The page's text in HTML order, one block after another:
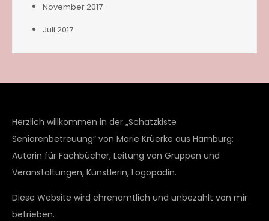
November 2017
Juli 2017
Herzlich willkommen in der „Schatzkiste
Seniorenbetreuung“ von Marie Krüerke aus Hamburg:
Autorin für Fachbücher, Leitung von Gruppen und
Veranstaltungen, Künstlerin, Logopädin.
Diese Website wird ehrenamtlich und unbezahlt von mir
betrieben.